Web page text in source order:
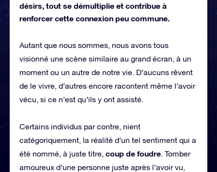
désirs, tout se démultiplie et contribue à
renforcer cette connexion peu commune.
Autant que nous sommes, nous avons tous
visionné une scène similaire au grand écran, à un
moment ou un autre de notre vie. D’aucuns rêvent
de le vivre, d’autres encore racontent même l’avoir
vécu, si ce n’est qu’ils y ont assisté.
Certains individus par contre, nient
catégoriquement, la réalité d’un tel sentiment qui a
été nommé, à juste titre, coup de foudre. Tomber
amoureux d’une personne juste après l’avoir vu,